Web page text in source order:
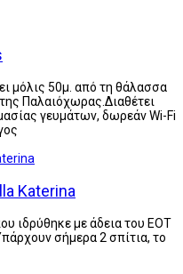
μόλις 50μ. από τη θάλασσα
Παλαιόχωρας.Διαθέτει
γευμάτων, δωρεάν Wi-Fi
Katerina
ιδρύθηκε με άδεια του ΕΟΤ
σήμερα 2 σπίτια, το